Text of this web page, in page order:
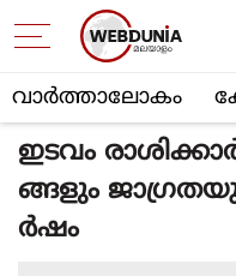
വാര്‍ത്താലോകം
ഇടവം
ങ്ങളും
ർഷം